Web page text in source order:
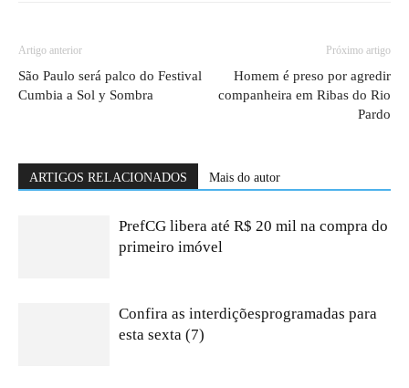
Artigo anterior
São Paulo será palco do Festival
Cumbia a Sol y Sombra
Próximo artigo
Homem é preso por agredir
companheira em Ribas do Rio
Pardo
ARTIGOS RELACIONADOS Mais do autor
PrefCG libera até R$ 20 mil na compra do
primeiro imóvel
Confira as interdiçõesprogramadas para
esta sexta (7)